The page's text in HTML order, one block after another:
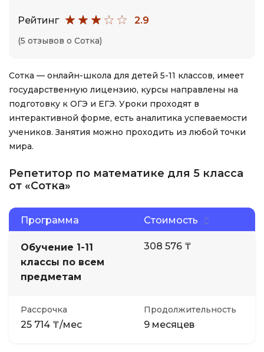
Рейтинг 2.9
(5 отзывов о Сотка)
Сотка — онлайн-школа для детей 5-11 классов, имеет
государственную лицензию, курсы направлены на
подготовку к ОГЭ и ЕГЭ. Уроки проходят в
интерактивной форме, есть аналитика успеваемости
учеников. Занятия можно проходить из любой точки
мира.
Репетитор по математике для 5 класса
от «Сотка»
Программа Стоимость
Обучение 1-11
классы по всем
предметам
308 576 ₸
Рассрочка
25 714 ₸/мес
Продолжительность
9 месяцев